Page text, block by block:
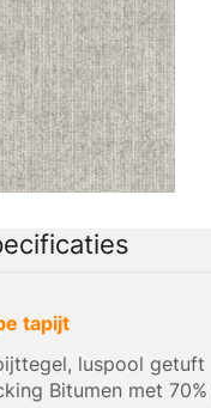
tapijt
luspool getuft
Bitumen met